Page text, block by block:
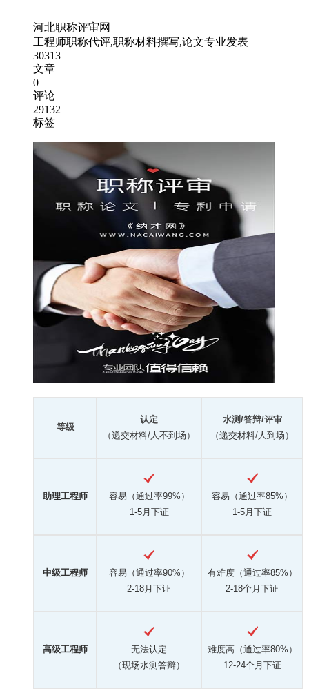
河北职称评审网
工程师职称代评,职称材料撰写,论文专业发表
30313
文章
0
评论
29132
标签
等级
认定
（递交材料/人不到场）
水测/答辩/评审
（递交材料/人到场）
助理工程师
容易（通过率99%）
1-5月下证
容易（通过率85%）
1-5月下证
中级工程师
容易（通过率90%）
2-18月下证
有难度（通过率85%）
2-18个月下证
高级工程师
无法认定
（现场水测答辩）
难度高（通过率80%）
12-24个月下证